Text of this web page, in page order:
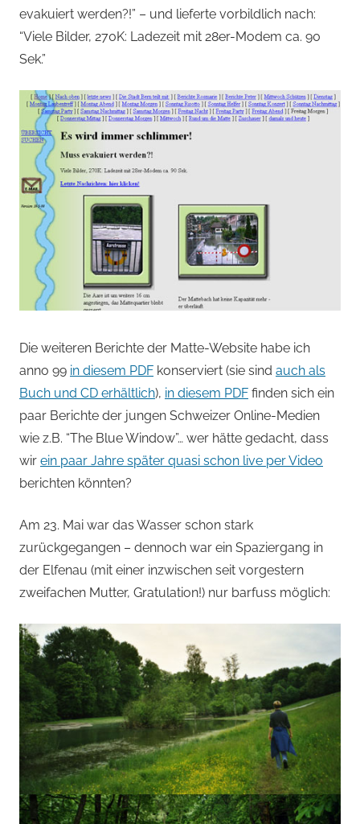
evakuiert werden?!” – und lieferte vorbildlich nach:
“Viele Bilder, 270K: Ladezeit mit 28er-Modem ca. 90
Sek.”
Die weiteren Berichte der Matte-Website habe ich
anno 99 in diesem PDF konserviert (sie sind auch als
Buch und CD erhältlich), in diesem PDF finden sich ein
paar Berichte der jungen Schweizer Online-Medien
wie z.B. “The Blue Window”… wer hätte gedacht, dass
wir ein paar Jahre später quasi schon live per Video
berichten könnten?
Am 23. Mai war das Wasser schon stark
zurückgegangen – dennoch war ein Spaziergang in
der Elfenau (mit einer inzwischen seit vorgestern
zweifachen Mutter, Gratulation!) nur barfuss möglich: